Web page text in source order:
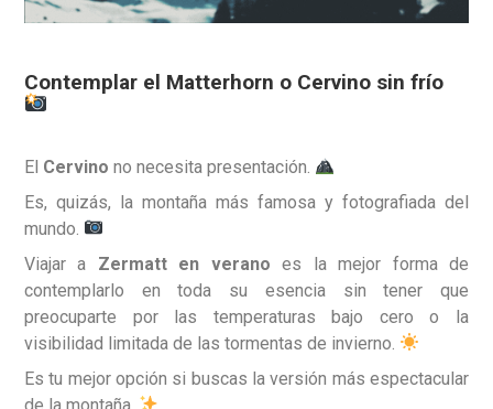
Contemplar el Matterhorn o Cervino sin frío
El Cervino no necesita presentación.
Es, quizás, la montaña más famosa y fotografiada del
mundo.
Viajar a Zermatt en verano es la mejor forma de
contemplarlo en toda su esencia sin tener que
preocuparte por las temperaturas bajo cero o la
visibilidad limitada de las tormentas de invierno.
Es tu mejor opción si buscas la versión más espectacular